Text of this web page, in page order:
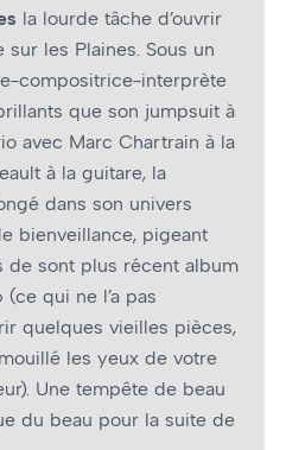
la lourde tâche d’ouvrir
les Plaines. Sous un
compositrice-interprète
que son jumpsuit à
avec Marc Chartrain à la
à la guitare, la
dans son univers
bienveillance, pigeant
de sont plus récent album
qui ne l’a pas
quelques vieilles pièces,
les yeux de votre
Une tempête de beau
du beau pour la suite de